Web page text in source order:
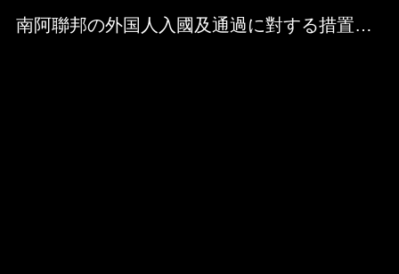
Media Viewer 南阿聯邦の外国人入國及通過に對する措置振の件